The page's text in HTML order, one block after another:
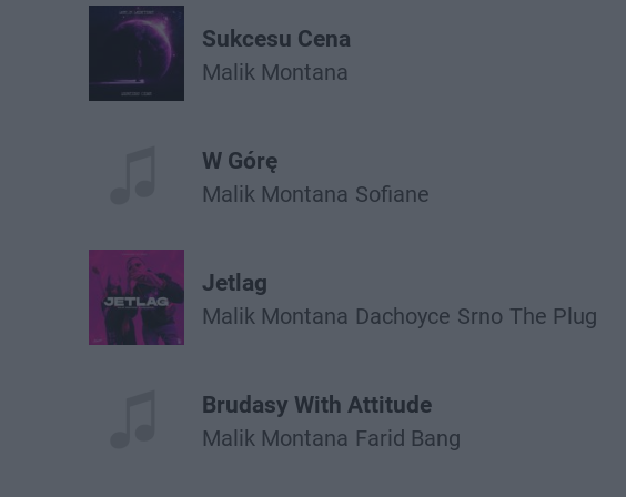
Sukcesu Cena
Malik Montana
W Górę
Malik Montana Sofiane
Jetlag
Malik Montana Dachoyce Srno The Plug
Brudasy With Attitude
Malik Montana Farid Bang